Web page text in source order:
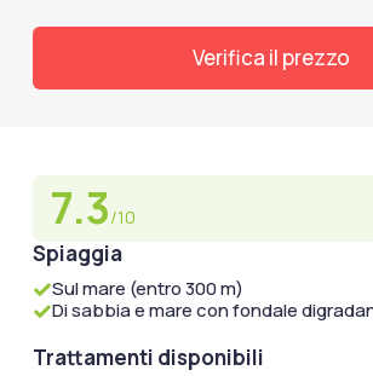
Verifica il prezzo
7.3/10
Spiaggia
Sul mare (entro 300 m)
Di sabbia e mare con fondale
Trattamenti disponibili